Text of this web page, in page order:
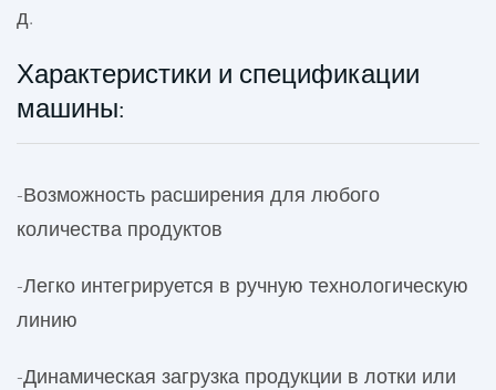
д.
Характеристики и спецификации
машины:
-Возможность расширения для любого
количества продуктов
-Легко интегрируется в ручную технологическую
линию
-Динамическая загрузка продукции в лотки или